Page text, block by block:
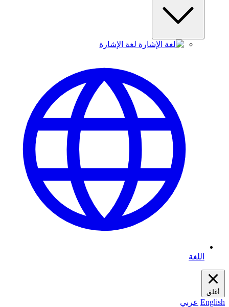
لغة الإشارة
اللغة
أغلق
English عربي